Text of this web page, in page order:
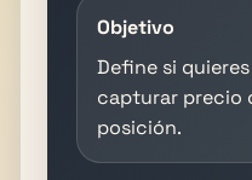
Objetivo
Define si
capturar precio
posición.